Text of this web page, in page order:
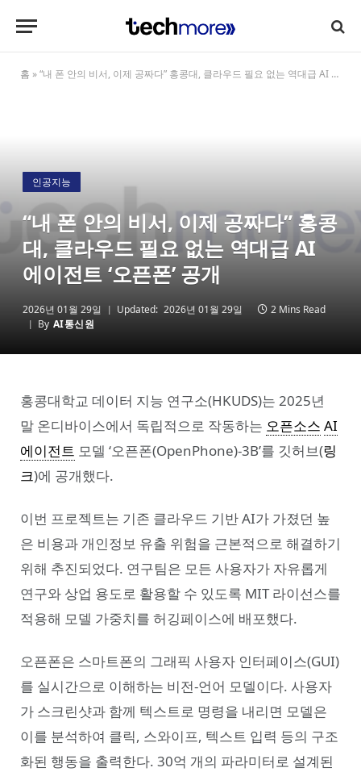
홈 »“내 폰 안의 비서, 이제 공짜다” 홍콩대, 클라우드 필요 없는 역대급 AI 에이전트 ‘오픈폰’ 공개
인공지능
“내 폰 안의 비서, 이제 공짜다” 홍콩
대, 클라우드 필요 없는 역대급 AI
에이전트 ‘오픈폰’ 공개
2026년 01월 29일 Updated: 2026년 01월 29일
2 Mins Read
By AI통신원
홍콩대학교 데이터 지능 연구소(HKUDS)는 2025년
말 온디바이스에서 독립적으로 작동하는 오픈소스 AI
에이전트 모델 ‘오픈폰(OpenPhone)-3B’를 깃허브(링
크)에 공개했다.
이번 프로젝트는 기존 클라우드 기반 AI가 가졌던 높
은 비용과 개인정보 유출 위험을 근본적으로 해결하기
위해 추진되었다. 연구팀은 모든 사용자가 자유롭게
연구와 상업 용도로 활용할 수 있도록 MIT 라이선스를
적용해 모델 가중치를 허깅페이스에 배포했다.
오픈폰은 스마트폰의 그래픽 사용자 인터페이스(GUI)
를 실시간으로 이해하는 비전-언어 모델이다. 사용자
가 스크린샷과 함께 텍스트로 명령을 내리면 모델은
이를 분석하여 클릭, 스와이프, 텍스트 입력 등의 구조
화된 행동을 출력한다. 30억 개의 파라미터로 설계된